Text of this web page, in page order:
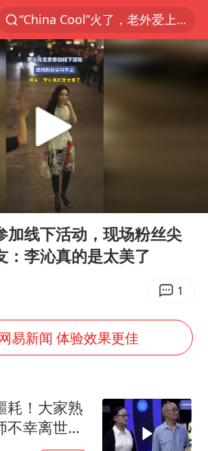
“China Cool”火了，老外爱上中国避暑游
香港宏福苑火灾或由烟头引起
浙江台州《告全体市民书》
四川宜宾3.4级地震
多所高校取消艺考
网约车司机充电时猝死保险拒赔
张本智和：零封向鹏不意外
22岁女生独闯南太行失联12天
“准2万亿”之城点名支持三所大学
微信新功能：你可以“撤回”你的撤回
加线下活动，现场粉丝尖
：李沁真的是太美了
1
易新闻 体验效果更佳
耗！大家熟
不幸离世，